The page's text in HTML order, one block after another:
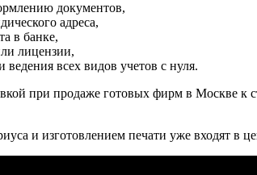
документов,
адреса,
в банке,
лицензии,
всех видов учетов с нуля.
при продаже готовых фирм в Москве к
и изготовлением печати уже входят в